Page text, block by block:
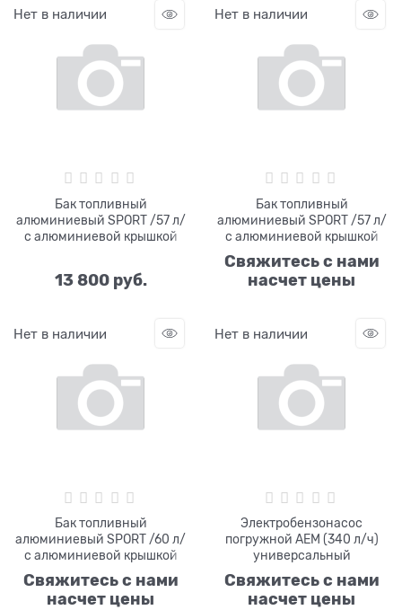
Нет в наличии
Бак топливный
алюминиевый SPORT /57 л/
с алюминиевой крышкой
13 800 руб.
Нет в наличии
Бак топливный
алюминиевый SPORT /57 л/
с алюминиевой крышкой
Свяжитесь с нами
насчет цены
Нет в наличии
Бак топливный
алюминиевый SPORT /60 л/
с алюминиевой крышкой
Свяжитесь с нами
насчет цены
Нет в наличии
Электробензонасос
погружной AEM (340 л/ч)
универсальный
Свяжитесь с нами
насчет цены